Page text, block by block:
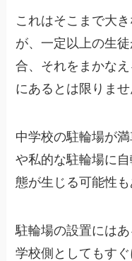
これはそこまで大
が、一定以上の生
合、それをまかな
にあるとは限りませ
中学校の駐輪場が
や私的な駐輪場に
態が生じる可能性も
駐輪場の設置には
学校側としてもす